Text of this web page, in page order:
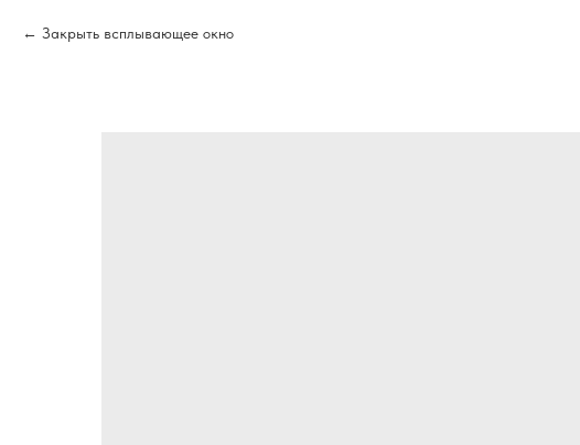
Закрыть всплывающее окно